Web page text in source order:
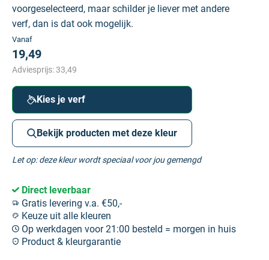
voorgeselecteerd, maar schilder je liever met andere
verf, dan is dat ook mogelijk.
Vanaf
19,49
Adviesprijs:33,49
Kies je verf
Bekijk producten met deze kleur
Let op: deze kleur wordt speciaal voor jou gemengd
Direct leverbaar
Gratis levering v.a. €50,-
Keuze uit alle kleuren
Op werkdagen voor 21:00 besteld = morgen in huis
Product & kleurgarantie